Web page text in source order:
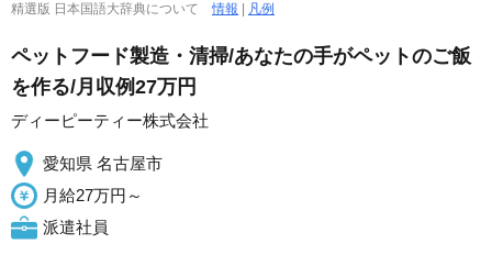
精選版 日本国語大辞典について情報 凡例
ペットフード製造・清掃/あなたの手がペットのご飯
を作る/月収例27万円
ディーピーティー株式会社
愛知県 名古屋市
月給27万円～
派遣社員